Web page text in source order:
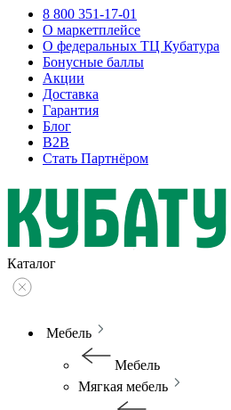
8 800 351-17-01
О маркетплейсе
О федеральных ТЦ Кубатура
Бонусные баллы
Акции
Доставка
Гарантия
Блог
B2B
Стать Партнёром
Каталог
Мебель
Мебель
Мягкая мебель